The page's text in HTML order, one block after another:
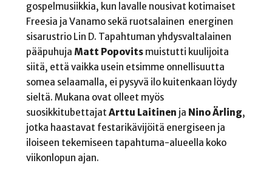
gospelmusiikkia, kun lavalle nousivat kotimaiset
Freesia ja Vanamo sekä ruotsalainen energinen
sisarustrio Lin D. Tapahtuman yhdysvaltalainen
pääpuhuja Matt Popovitsmuistutti kuulijoita
siitä, että vaikka usein etsimme onnellisuutta
somea selaamalla, ei pysyvä ilo kuitenkaan löydy
sieltä. Mukana ovat olleet myös
suosikkitubettajat Arttu Laitinen ja Nino Ärling,
jotka haastavat festarikävijöitä energiseen ja
iloiseen tekemiseen tapahtuma-alueella koko
viikonlopun ajan.